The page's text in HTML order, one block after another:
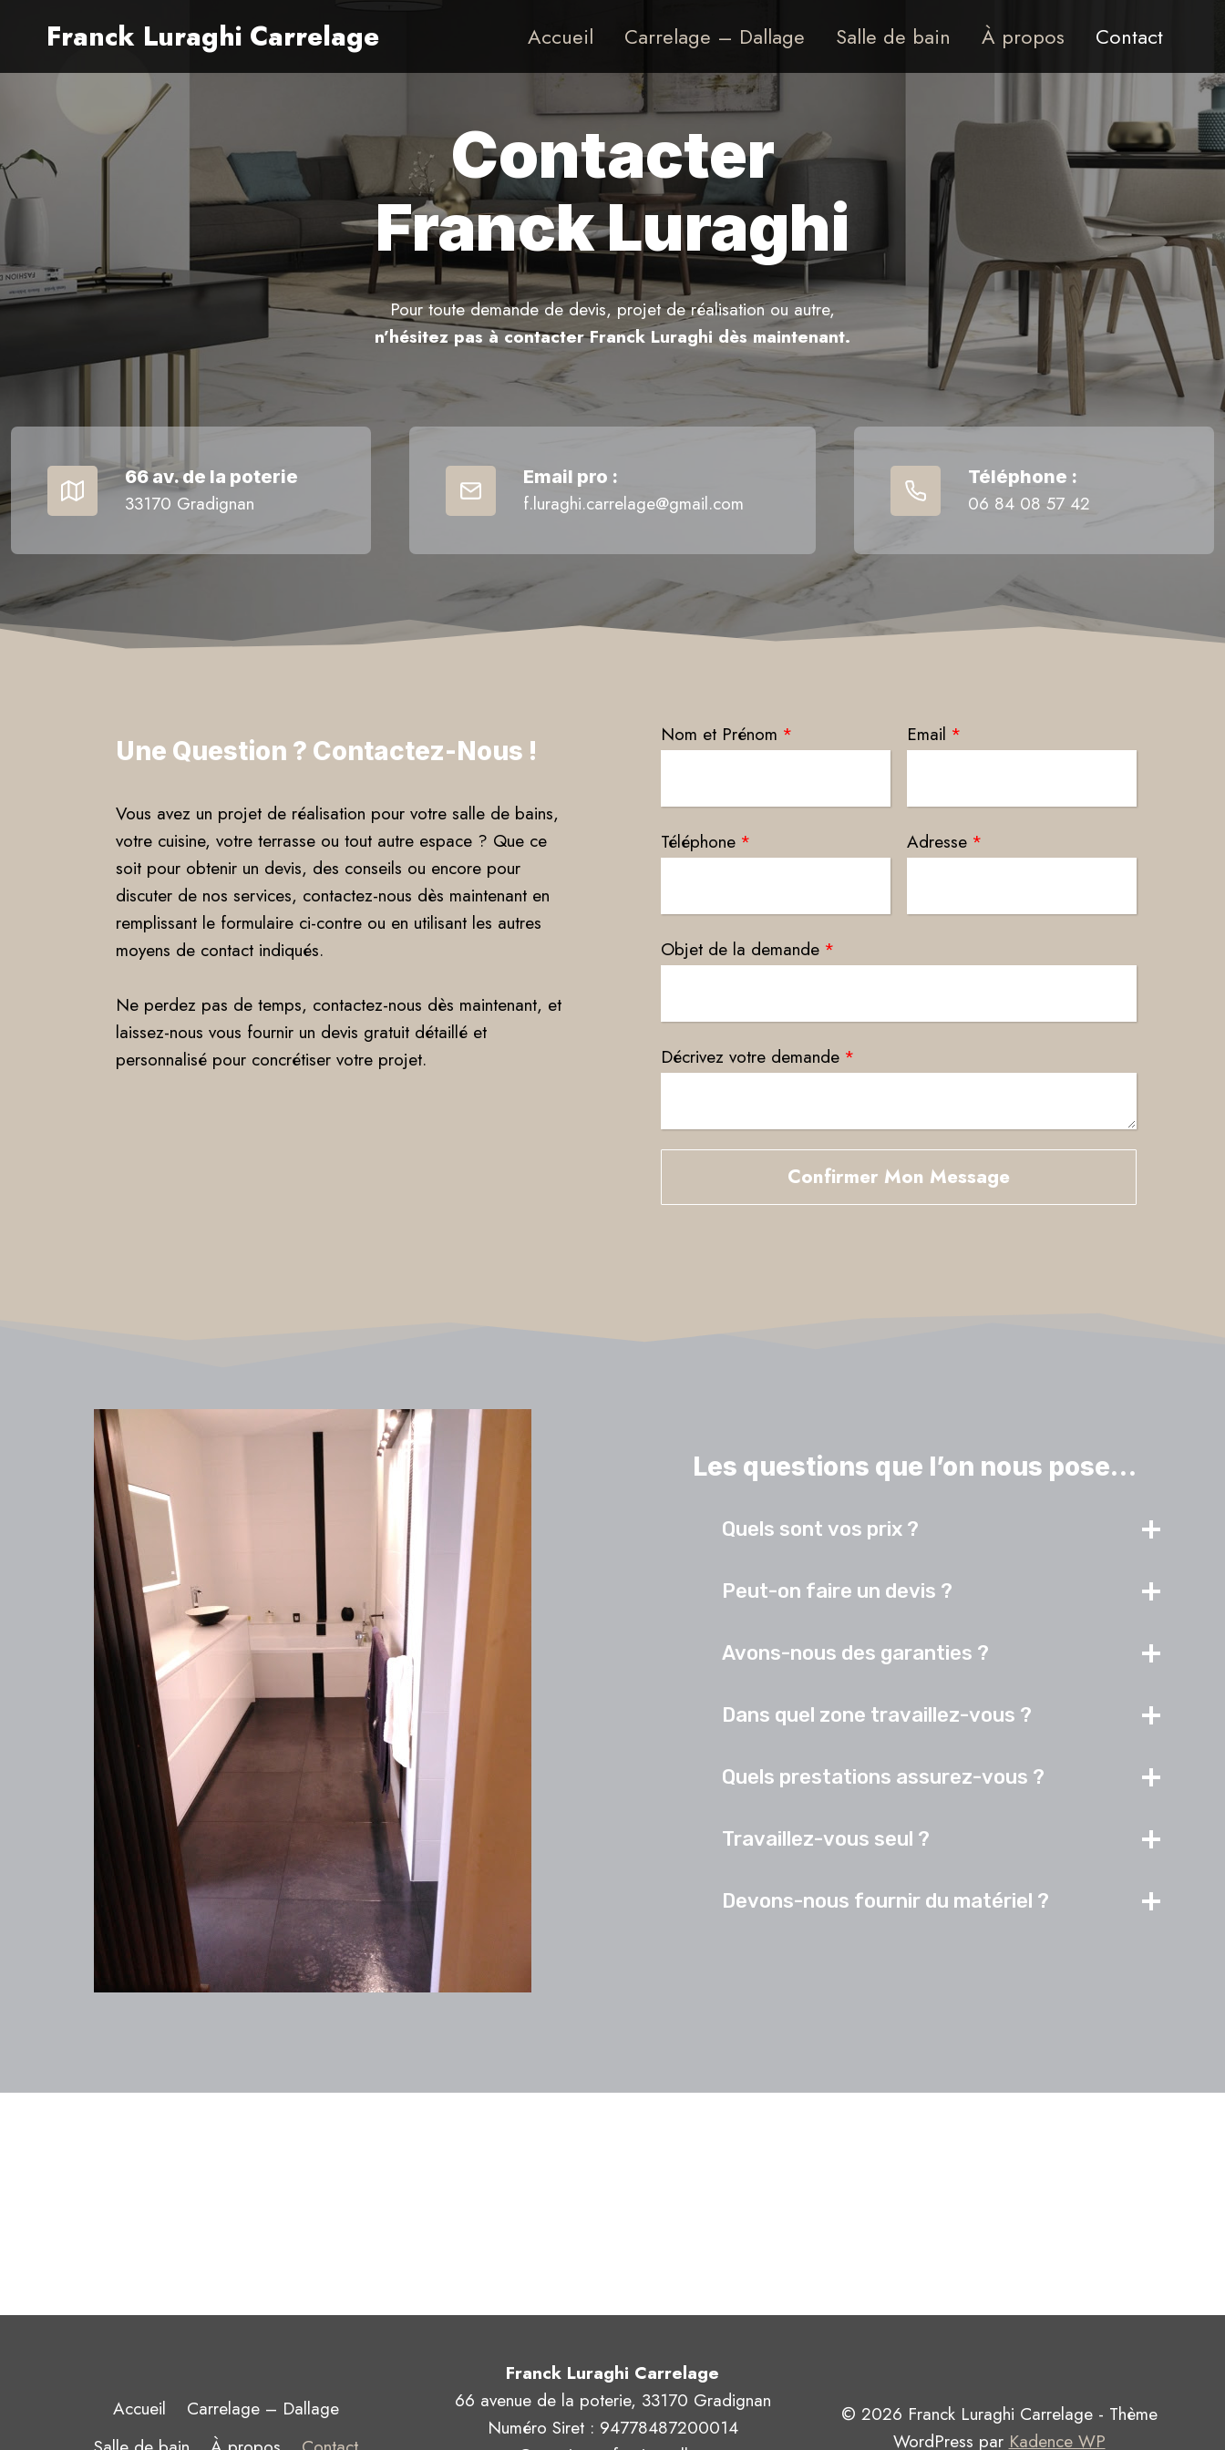
contenu
Franck Luraghi Carrelage Accueil Carrelage – Dallage Salle de bain À propos Contact
Contacter
Franck Luraghi
Pour toute demande de devis, projet de réalisation ou autre,
n’hésitez pas à contacter Franck Luraghi dès maintenant.
66 av. de la poterie
33170 Gradignan
Email pro :
f.luraghi.carrelage@gmail.com
Téléphone :
06 84 08 57 42
Une Question ? Contactez-Nous !
Vous avez un projet de réalisation pour votre salle de bains,
votre cuisine, votre terrasse ou tout autre espace ? Que ce
soit pour obtenir un devis, des conseils ou encore pour
discuter de nos services, contactez-nous dès maintenant en
remplissant le formulaire ci-contre ou en utilisant les autres
moyens de contact indiqués.
Ne perdez pas de temps, contactez-nous dès maintenant, et
laissez-nous vous fournir un devis gratuit détaillé et
personnalisé pour concrétiser votre projet.
Nom et Prénom * Email *
Téléphone * Adresse *
Objet de la demande *
Décrivez votre demande *
Confirmer Mon Message
Les questions que l’on nous pose…
Quels sont vos prix ?
Peut-on faire un devis ?
Avons-nous des garanties ?
Dans quel zone travaillez-vous ?
Quels prestations assurez-vous ?
Travaillez-vous seul ?
Devons-nous fournir du matériel ?
Accueil
Carrelage – Dallage
Franck Luraghi Carrelage
66 avenue de la poterie, 33170 Gradignan
Numéro Siret : 94778487200014
© 2026 Franck Luraghi Carrelage - Thème
WordPress par Kadence WP